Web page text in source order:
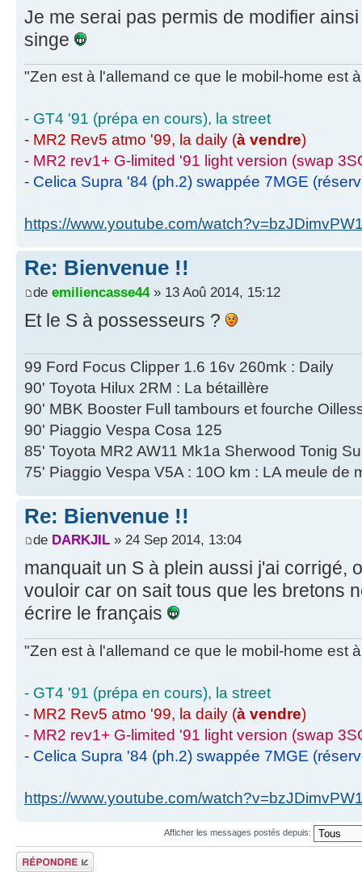
Je me serai pas permis de modifier
singe
"Zen est à l'allemand ce que le mobil-home est
- GT4 '91 (prépa en cours), la street
- MR2 Rev5 atmo '99, la daily (à vendre)
- MR2 rev1+ G-limited '91 light version (swap
- Celica Supra '84 (ph.2) swappée 7MGE
https://www.youtube.com/
Re: Bienvenue !!
de emiliencasse44» 13 Aoû 2014, 15:12
Et le S à possesseurs ?
99 Ford Focus Clipper 1.6 16v 260mk : Daily
90' Toyota Hilux 2RM : La bétaillère
90' MBK Booster Full tambours et fourche
90' Piaggio Vespa Cosa 125
85' Toyota MR2 AW11 Mk1a Sherwood Tonig
75' Piaggio Vespa V5A : 10O km : LA meule de
Re: Bienvenue !!
de DARKJIL » 24 Sep 2014, 13:04
manquait un S à plein aussi j'ai corrigé,
vouloir car on sait tous que les bretons
écrire le français
"Zen est à l'allemand ce que le mobil-home est
- GT4 '91 (prépa en cours), la street
- MR2 Rev5 atmo '99, la daily (à vendre)
- MR2 rev1+ G-limited '91 light version (swap
- Celica Supra '84 (ph.2) swappée 7MGE
https://www.youtube.com/
Afficher les messages postés depuis:
Écrire un
commentaire